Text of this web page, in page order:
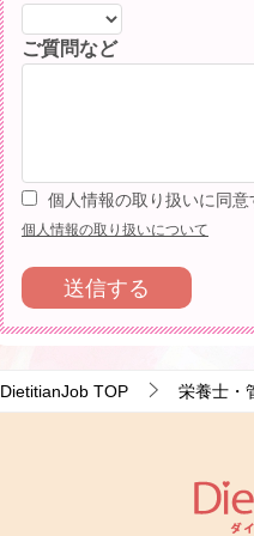
ご質問など
個人情報の取り扱いに同意
個人情報の取り扱いについて
DietitianJob TOP 栄養士・